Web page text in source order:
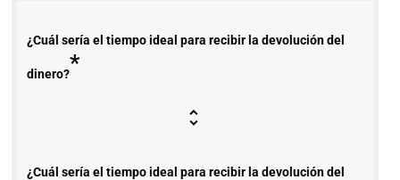
¿Cuál sería el tiempo ideal para recibir la devolución del
dinero?*
¿Cuál sería el tiempo ideal para recibir la devolución del